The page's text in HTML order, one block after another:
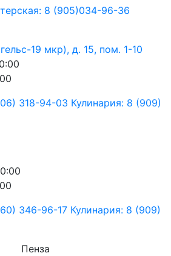
8 (905)034-96-36
19 мкр), д. 15, пом. 1-10
318-94-03 Кулинария: 8 (909)
346-96-17 Кулинария: 8 (909)
Пенза